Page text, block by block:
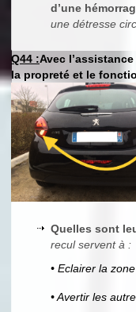
d’une
une détresse
Q44 :Avec
la propreté et le
Quelles sont
recul servent à :
• Eclairer la
• Avertir les